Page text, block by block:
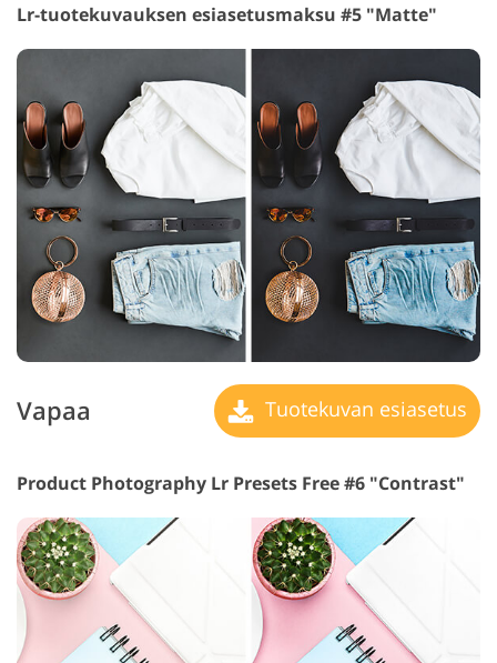
Lr-tuotekuvauksen esiasetusmaksu #5 "Matte"
Vapaa Tuotekuvan esiasetus
Product Photography Lr Presets Free #6 "Contrast"